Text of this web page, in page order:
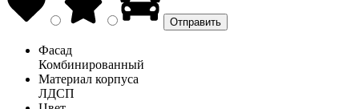
Фасад
Комбинированный
Материал корпуса
ЛДСП